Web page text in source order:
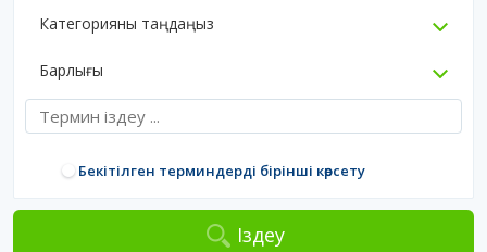
Категорияны таңдаңыз
Барлығы
Бекітілген терминдерді бірінші көрсету
Іздеу